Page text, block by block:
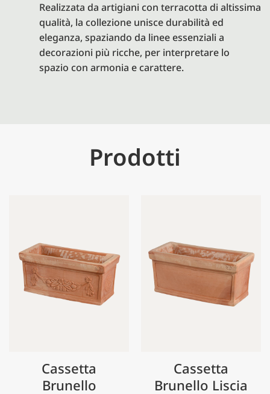
Realizzata da artigiani con terracotta di altissima
qualità, la collezione unisce durabilità ed
eleganza, spaziando da linee essenziali a
decorazioni più ricche, per interpretare lo
spazio con armonia e carattere.
Prodotti
Cassetta
Brunello
Cassetta
Brunello Liscia